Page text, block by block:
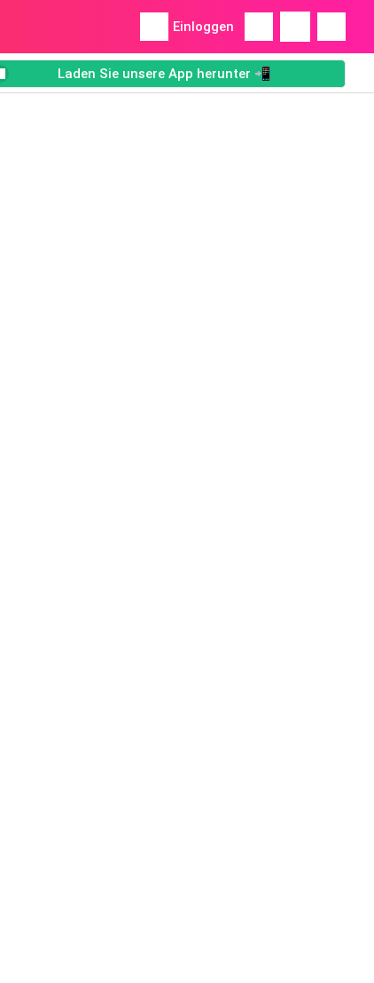
Einloggen
Laden Sie unsere App herunter 📲